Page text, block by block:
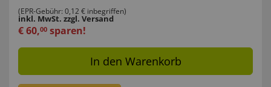
(EPR-Gebühr: 0,12 € inbegriffen)
inkl. MwSt. zzgl. Versand
€60,00 sparen!
In den Warenkorb